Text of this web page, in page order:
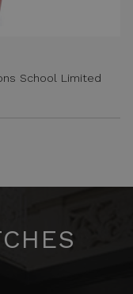
School Limited